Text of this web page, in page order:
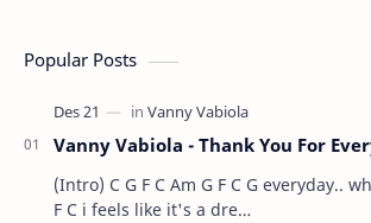
Popular Posts
Vanny Vabiola - Thank You For
(Intro) C G F C Am G F C G everyday.. when i'm with you..
F C i feels like it's a dre…